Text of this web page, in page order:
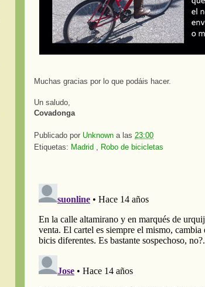
Muchas gracias por lo que podáis hacer.
Un saludo,
Covadonga
Publicado por Unknown a las 23:00
Etiquetas: Madrid , Robo de bicicletas